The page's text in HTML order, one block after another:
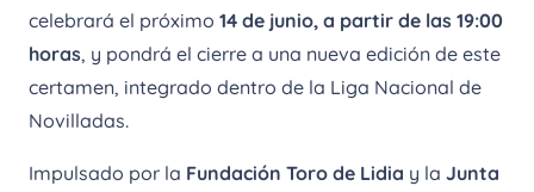
celebrará el próximo 14 de junio, a partir de las 19:00
horas, y pondrá el cierre a una nueva edición de este
certamen, integrado dentro de la Liga Nacional de
Novilladas.
Impulsado por la Fundación Toro de Lidia y la Junta